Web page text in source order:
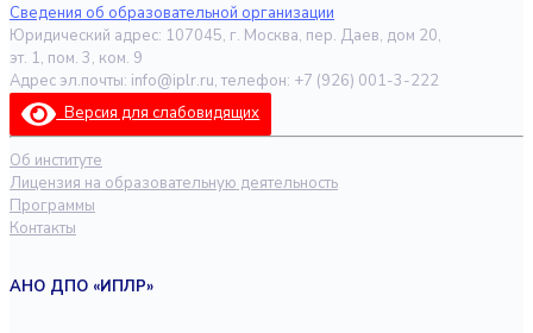
Сведения об образовательной организации
Юридический адрес: 107045, г. Москва, пер. Даев, дом 20,
эт. 1, пом. 3, ком. 9
Адрес эл.почты: info@iplr.ru, телефон: +7 (926) 001-3-222
Версия для слабовидящих
Об институте
Лицензия на образовательную деятельность
Программы
Контакты
АНО ДПО «ИПЛР»